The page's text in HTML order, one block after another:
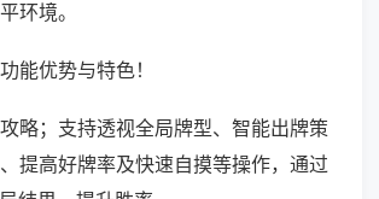
环境。
能优势与特色！
略；支持透视全局牌型、智能出牌策
提高好牌率及快速自摸等操作，通过